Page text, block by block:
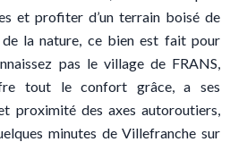
et profiter d’un terrain boisé de
de la nature, ce bien est fait pour
pas le village de FRANS,
tout le confort grâce, a ses
proximité des axes autoroutiers,
minutes de Villefranche sur